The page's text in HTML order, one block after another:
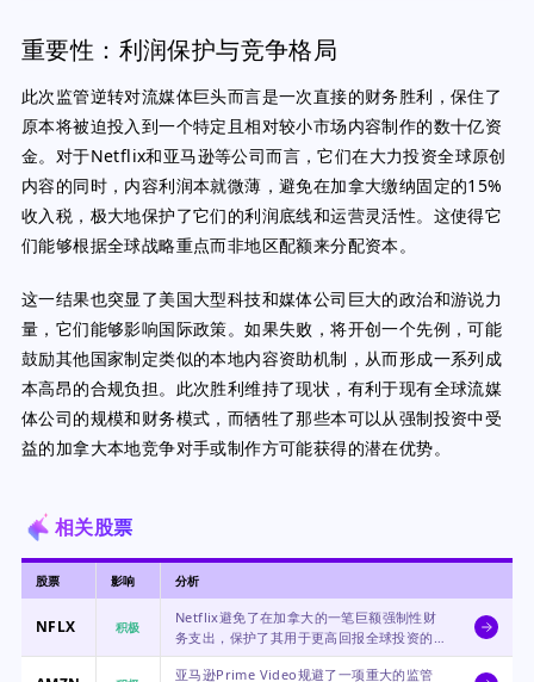
重要性：利润保护与竞争格局
此次监管逆转对流媒体巨头而言是一次直接的财务胜利，保住了
原本将被迫投入到一个特定且相对较小市场内容制作的数十亿资
金。对于Netflix和亚马逊等公司而言，它们在大力投资全球原创
内容的同时，内容利润本就微薄，避免在加拿大缴纳固定的15%
收入税，极大地保护了它们的利润底线和运营灵活性。这使得它
们能够根据全球战略重点而非地区配额来分配资本。
这一结果也突显了美国大型科技和媒体公司巨大的政治和游说力
量，它们能够影响国际政策。如果失败，将开创一个先例，可能
鼓励其他国家制定类似的本地内容资助机制，从而形成一系列成
本高昂的合规负担。此次胜利维持了现状，有利于现有全球流媒
体公司的规模和财务模式，而牺牲了那些本可以从强制投资中受
益的加拿大本地竞争对手或制作方可能获得的潜在优势。
相关股票
股票 影响 分析
NFLX 积极
Netflix避免了在加拿大的一笔巨额强制性财
务支出，保护了其用于更高回报全球投资的
内容预算，并提升了其在该地区的盈利前
景。
亚马逊Prime Video规避了一项重大的监管